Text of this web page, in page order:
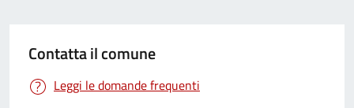
Contatta il comune
Leggi le domande frequenti